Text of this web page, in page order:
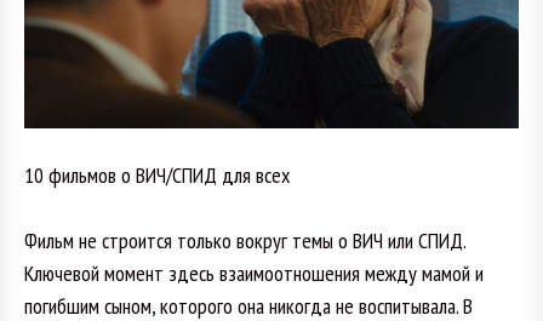
10 фильмов о ВИЧ/СПИД для всех
Фильм не строится только вокруг темы о ВИЧ или СПИД.
Ключевой момент здесь взаимоотношения между мамой и
погибшим сыном, которого она никогда не воспитывала. В